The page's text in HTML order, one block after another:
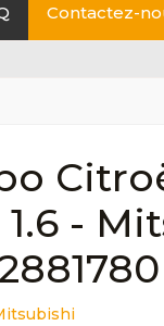
Contactez-
1.6 -